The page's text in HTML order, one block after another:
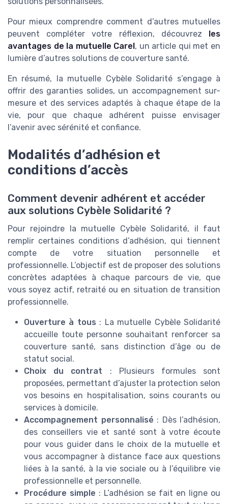
Pour mieux comprendre comment d’autres mutuelles
peuvent compléter votre réflexion, découvrez les
avantages de la mutuelle Carel, un article qui met en
lumière d’autres solutions de couverture santé.
En résumé, la mutuelle Cybèle Solidarité s’engage à
offrir des garanties solides, un accompagnement sur-
mesure et des services adaptés à chaque étape de la
vie, pour que chaque adhérent puisse envisager
l’avenir avec sérénité et confiance.
Modalités d’adhésion et
conditions d’accès
Comment devenir adhérent et accéder
aux solutions Cybèle Solidarité ?
Pour rejoindre la mutuelle Cybèle Solidarité, il faut
remplir certaines conditions d’adhésion, qui tiennent
compte de votre situation personnelle et
professionnelle. L’objectif est de proposer des solutions
concrètes adaptées à chaque parcours de vie, que
vous soyez actif, retraité ou en situation de transition
professionnelle.
Ouverture à tous : La mutuelle Cybèle Solidarité
accueille toute personne souhaitant renforcer sa
couverture santé, sans distinction d’âge ou de
statut social.
Choix du contrat : Plusieurs formules sont
proposées, permettant d’ajuster la protection selon
vos besoins en hospitalisation, soins courants ou
services à domicile.
Accompagnement personnalisé : Dès l’adhésion,
des conseillers vie et santé sont à votre écoute
pour vous guider dans le choix de la mutuelle et
vous accompagner à distance face aux questions
liées à la santé, à la vie sociale ou à l’équilibre vie
professionnelle et personnelle.
Procédure simple : L’adhésion se fait en ligne ou